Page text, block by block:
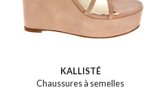
KALLISTÉ
Chaussures à semelles